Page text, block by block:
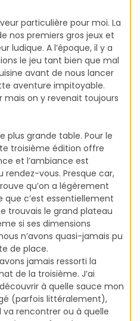
particulière pour moi. La
nos premiers gros jeux et
ludique. A l’époque, il y a
le jeu tant bien que mal
avant de nous lancer
aventure impitoyable.
mais on y revenait toujours
plus grande table. Pour le
troisième édition offre
et l’ambiance est
vous. Presque car,
qu’on a légèrement
que c’est essentiellement
trouvais le grand plateau
si ses dimensions
n’avons quasi-jamais pu
de place.
jamais ressorti la
de la troisième. J’ai
à quelle sauce mon
(parfois littéralement),
rencontrer ou à quelle